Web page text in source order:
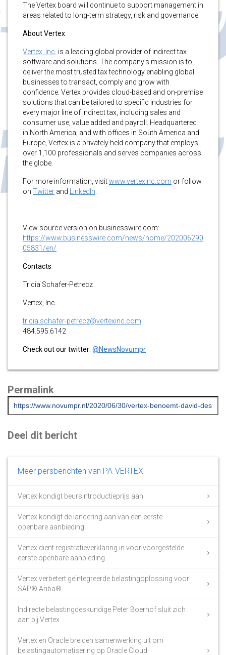
The Vertex board will continue to support management in
areas related to long-term strategy, risk and governance.
About Vertex
Vertex, Inc. is a leading global provider of indirect tax
software and solutions. The company’s mission is to
deliver the most trusted tax technology enabling global
businesses to transact, comply and grow with
confidence. Vertex provides cloud-based and on-premise
solutions that can be tailored to specific industries for
every major line of indirect tax, including sales and
consumer use, value added and payroll. Headquartered
in North America, and with offices in South America and
Europe, Vertex is a privately held company that employs
over 1,100 professionals and serves companies across
the globe.
For more information, visitwww.vertexinc.com or follow
on Twitter and LinkedIn
View source version on businesswire.com:
https://www.businesswire.com/news/home/202006290
05831/en/
Contacts
Tricia Schafer-Petrecz
Vertex, Inc.
tricia.schafer-petrecz@vertexinc.com
484.595.6142
Check out our twitter: @NewsNovumpr
Permalink
Deel dit bericht
Meer persberichten van PA-VERTEX
Vertex kondigt beursintroductieprijs aan
Vertex kondigt de lancering aan van een eerste
openbare aanbieding
Vertex dient registratieverklaring in voor voorgestelde
eerste openbare aanbieding
Vertex verbetert geïntegreerde belastingoplossing voor
SAP® Ariba®
Indirecte belastingdeskundige Peter Boerhof sluit zich
aan bij Vertex
Vertex en Oracle breiden samenwerking uit om
belastingautomatisering op Oracle Cloud